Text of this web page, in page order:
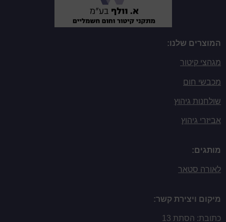
המוצרים שלנו:
מגהצי קיטור
מכבשי חום
שולחנות גיהוץ
אביזרי גיהוץ
מותגים:
לאורה סטאר
מיקום ויצירת קשר:
כתובת: הסתת 13